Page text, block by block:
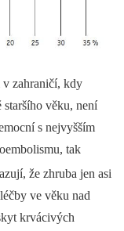
v zahraničí, kdy
staršího věku, není
s nejvyšším
tak
že zhruba jen asi
ve věku nad
krvácivých